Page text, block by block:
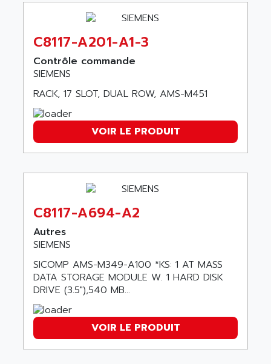
PANELVIEW 1200
GP2000 Series
TSX17
1060
VECTOR DRIVE
ALPHA
SIMATIC S7-200
MDLU
UAC
LQ SERIE
530 SERIES
C170
RESISTRON
DNC
ARBURG
ARC MACHINES
ARCEL
ARCNET
ARCOLECTRIC
ARCOTRONICS
ARCTIC COOLING
ARDAMEL LHOMARGY
ARDETEM
ARDUCAM
ARDUINO
AREVA
ARGUS
ARIC
C8117-A201-A1-3
Contrôle commande
SIEMENS
RACK, 17 SLOT, DUAL ROW, AMS-M451
VOIR LE PRODUIT
C8117-A694-A2
Autres
SIEMENS
SICOMP AMS-M349-A100 *KS: 1 AT MASS
DATA STORAGE MODULE W. 1 HARD DISK
DRIVE (3.5"),540 MB...
VOIR LE PRODUIT